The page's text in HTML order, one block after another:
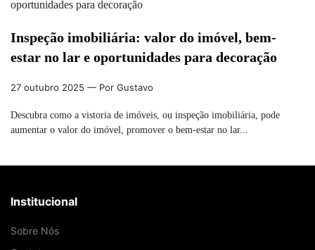
Inspeção imobiliária: valor do imóvel, bem-
estar no lar e oportunidades para decoração
27 outubro 2025 — Por Gustavo
Descubra como a vistoria de imóveis, ou inspeção imobiliária, pode
aumentar o valor do imóvel, promover o bem-estar no lar...
Institucional
Sobre Nós